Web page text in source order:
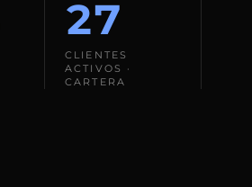
27
CLIENTES
ACTIVOS ·
CARTERA